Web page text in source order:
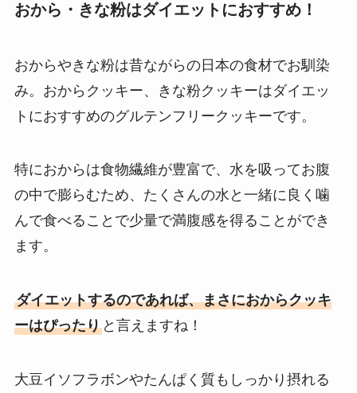
おから・きな粉はダイエットにおすすめ！
おからやきな粉は昔ながらの日本の食材でお馴染
み。おからクッキー、きな粉クッキーはダイエッ
トにおすすめのグルテンフリークッキーです。
特におからは食物繊維が豊富で、水を吸ってお腹
の中で膨らむため、たくさんの水と一緒に良く噛
んで食べることで少量で満腹感を得ることができ
ます。
ダイエットするのであれば、まさにおからクッキ
ーはぴったりと言えますね！
大豆イソフラボンやたんぱく質もしっかり摂れる